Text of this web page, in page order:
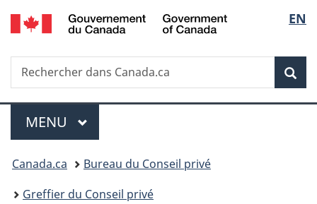
Passer
au
principal
Passer
à
Au
du
Passer
à
version
simplifiée
de
la
EN
Recherche
Rechercher
dans
Menu
MENU PRINCIPAL
Vous
êtes
Canada.ca
Bureau du Conseil privé
Greffier du Conseil privé